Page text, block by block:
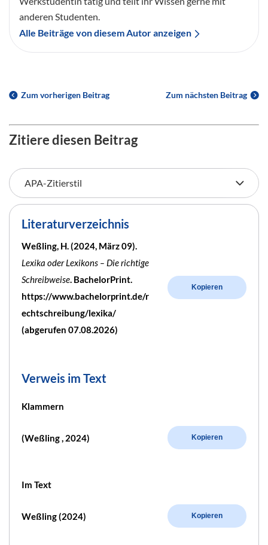
anderen Studenten.
Alle Beiträge von diesem Autor anzeigen
Zum vorherigen Beitrag Zum nächsten Beitrag
Zitiere diesen Beitrag
Literaturverzeichnis
Weßling, H. (2024, März 09).
Lexika oder Lexikons – Die richtige
Schreibweise. BachelorPrint.
https://www.bachelorprint.de/r
echtschreibung/lexika/
(abgerufen 07.08.2026)
Kopieren
Verweis im Text
Klammern
(Weßling , 2024) Kopieren
Im Text
Weßling (2024) Kopieren